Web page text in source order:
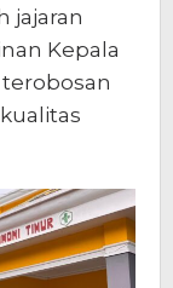
jajaran
Kepala